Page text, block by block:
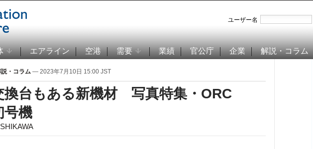
ユーザー名
エアライン 空港 需要 業績 官公庁 企業 解説・コラム
・コラム — 2023年7月10日 15:00 JST
換台もある新機材 写真特集・ORC
号機